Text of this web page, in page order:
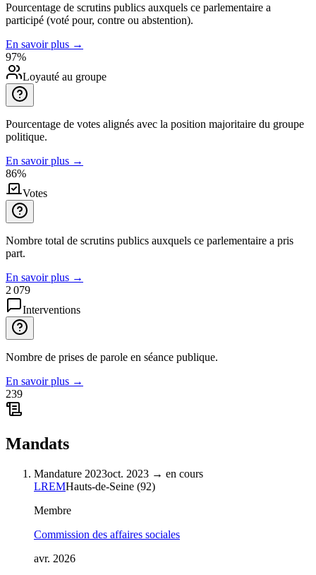
Pourcentage de scrutins publics auxquels ce parlementaire a
participé (voté pour, contre ou abstention).
En savoir plus →
97%
Loyauté au groupe
Pourcentage de votes alignés avec la position majoritaire du groupe
politique.
En savoir plus →
86%
Votes
Nombre total de scrutins publics auxquels ce parlementaire a pris
part.
En savoir plus →
2 079
Interventions
Nombre de prises de parole en séance publique.
En savoir plus →
239
Mandats
Mandature 2023oct. 2023 → en cours
LREMHauts-de-Seine (92)
Membre
Commission des affaires sociales
avr. 2026